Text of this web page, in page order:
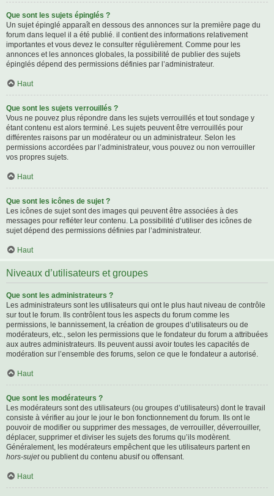
Que sont les sujets épinglés ?
Un sujet épinglé apparaît en dessous des annonces sur la première page du
forum dans lequel il a été publié. il contient des informations relativement
importantes et vous devez le consulter régulièrement. Comme pour les
annonces et les annonces globales, la possibilité de publier des sujets
épinglés dépend des permissions définies par l’administrateur.
Haut
Que sont les sujets verrouillés ?
Vous ne pouvez plus répondre dans les sujets verrouillés et tout sondage y
étant contenu est alors terminé. Les sujets peuvent être verrouillés pour
différentes raisons par un modérateur ou un administrateur. Selon les
permissions accordées par l’administrateur, vous pouvez ou non verrouiller
vos propres sujets.
Haut
Que sont les icônes de sujet ?
Les icônes de sujet sont des images qui peuvent être associées à des
messages pour refléter leur contenu. La possibilité d’utiliser des icônes de
sujet dépend des permissions définies par l’administrateur.
Haut
Niveaux d’utilisateurs et groupes
Que sont les administrateurs ?
Les administrateurs sont les utilisateurs qui ont le plus haut niveau de contrôle
sur tout le forum. Ils contrôlent tous les aspects du forum comme les
permissions, le bannissement, la création de groupes d’utilisateurs ou de
modérateurs, etc., selon les permissions que le fondateur du forum a attribuées
aux autres administrateurs. Ils peuvent aussi avoir toutes les capacités de
modération sur l’ensemble des forums, selon ce que le fondateur a autorisé.
Haut
Que sont les modérateurs ?
Les modérateurs sont des utilisateurs (ou groupes d’utilisateurs) dont le travail
consiste à vérifier au jour le jour le bon fonctionnement du forum. Ils ont le
pouvoir de modifier ou supprimer des messages, de verrouiller, déverrouiller,
déplacer, supprimer et diviser les sujets des forums qu’ils modèrent.
Généralement, les modérateurs empêchent que les utilisateurs partent en
hors-sujetou publient du contenu abusif ou offensant.
Haut